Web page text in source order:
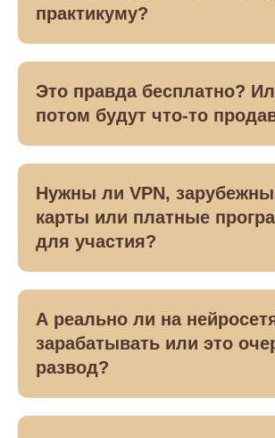
практикуму?
Это правда бесплатно?
потом будут что-то
Нужны ли VPN,
карты или платные
для участия?
А реально ли на
зарабатывать или это
развод?